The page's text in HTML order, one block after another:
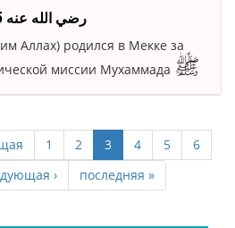
‘Али ибн Абу Талиб رضي الله عنه
Аллах) родился в Мекке за
миссии Мухаммада ﷺ
1 2 3 4 5
6
› последняя »